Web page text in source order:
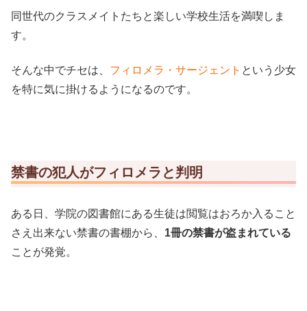
同世代のクラスメイトたちと楽しい学校生活を満喫しま
す。
そんな中でチセは、 フィロメラ・サージェント という少女
を特に気に掛けるようになるのです。
禁書の犯人がフィロメラと判明
ある日、学院の図書館にある生徒は閲覧はおろか入ること
さえ出来ない禁書の書棚から、 1冊の禁書が盗まれている
ことが発覚。